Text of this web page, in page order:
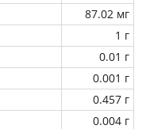
87.02 мг
1 г
0.01 г
0.001 г
0.457 г
0.004 г